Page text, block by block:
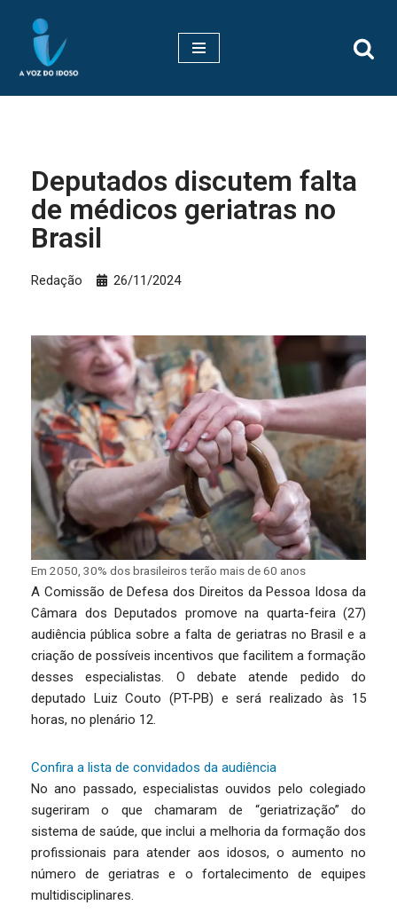
Pular
para
Deputados discutem falta
de médicos geriatras no
Brasil
Redação 26/11/2024
Em 2050, 30% dos brasileiros terão mais de 60 anos
A Comissão de Defesa dos Direitos da Pessoa Idosa da
Câmara dos Deputados promove na quarta-feira (27)
audiência pública sobre a falta de geriatras no Brasil e a
criação de possíveis incentivos que facilitem a formação
desses especialistas. O debate atende pedido do
deputado Luiz Couto (PT-PB) e será realizado às 15
horas, no plenário 12.
Confira a lista de convidados da audiência
No ano passado, especialistas ouvidos pelo colegiado
sugeriram o que chamaram de “geriatrização” do
sistema de saúde, que inclui a melhoria da formação dos
profissionais para atender aos idosos, o aumento no
número de geriatras e o fortalecimento de equipes
multidisciplinares.